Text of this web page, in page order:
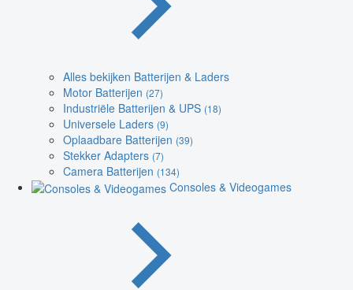
Alles bekijken Batterijen & Laders
Motor Batterijen (27)
Industriële Batterijen & UPS (18)
Universele Laders (9)
Oplaadbare Batterijen (39)
Stekker Adapters (7)
Camera Batterijen (134)
Consoles & Videogames